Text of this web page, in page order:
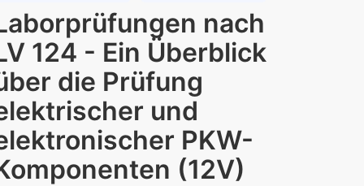
nach
124 - Ein Überblick
die Prüfung
und
PKW-
(12V)